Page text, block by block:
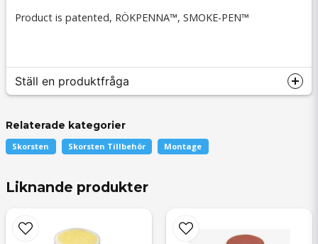
Product is patented, RÖKPENNA™, SMOKE-PEN™
Ställ en produktfråga
question
Relaterade kategorier
Skorsten Skorsten Tillbehör Montage
Liknande produkter